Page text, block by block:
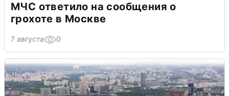
МЧС ответило на сообщения о
грохоте в Москве
7 августа 0